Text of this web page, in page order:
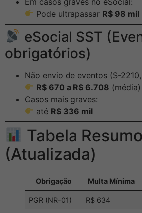
Pode ultrapassar R$ 98 mil
eSocial SST
obrigatórios)
Não envio de eventos (S-
R$ 670 a R$ 6.708 (média)
Casos mais graves:
até R$ 336 mil
Tabela Resumo
(Atualizada)
Obrigação Multa Mínima
PGR (NR-01) R$ 634